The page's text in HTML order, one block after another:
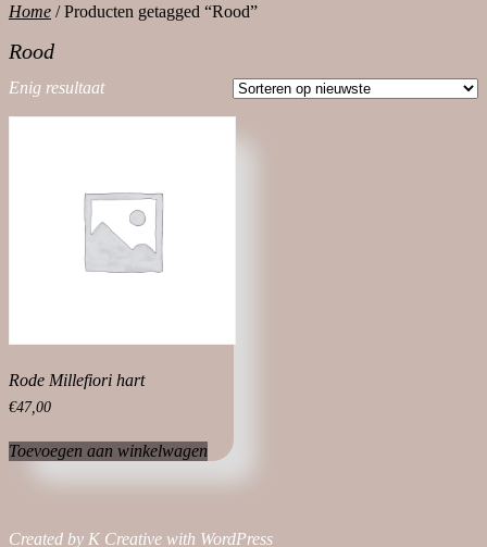
CLOSE
Home / Producten getagged “Rood”
Rood
Enig resultaat
Rode Millefiori hart
€47,00
Toevoegen aan winkelwagen
Created by K Creative with WordPress